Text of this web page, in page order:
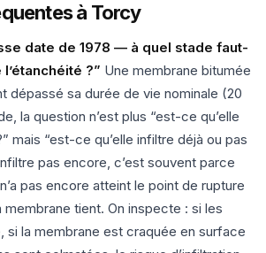
à Torcy
date de 1978 — à quel stade faut-
?” Une membrane bitumée
dépassé sa durée de vie nominale (20
la question n’est plus “est-ce qu’elle
mais “est-ce qu’elle infiltre déjà ou pas
pas encore, c’est souvent parce
pas encore atteint le point de rupture
tient. On inspecte : si les
si la membrane est craquée en surface